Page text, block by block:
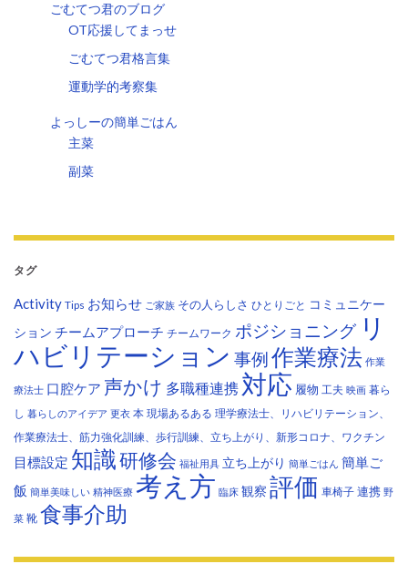
ごむてつ君のブログ
OT応援してまっせ
ごむてつ君格言集
運動学的考察集
よっしーの簡単ごはん
主菜
副菜
タグ
Activity Tips お知らせ ご家族 その人らしさ ひとりごと コミュニケー
ション チームアプローチ チームワーク ポジショニング リ
ハビリテーション 事例作業療法 作業
療法士 口腔ケア 声かけ 多職種連携 対応 履物 工夫 映画 暮ら
し 暮らしのアイデア 更衣 本 現場あるある 理学療法士、リハビリテーション、
作業療法士、筋力強化訓練、歩行訓練、立ち上がり、新形コロナ、ワクチン
目標設定 知識研修会 福祉用具 立ち上がり 簡単ごはん 簡単ご
飯 簡単美味しい 精神医療 考え方 臨床 観察 評価 車椅子 連携 野
菜 靴 食事介助